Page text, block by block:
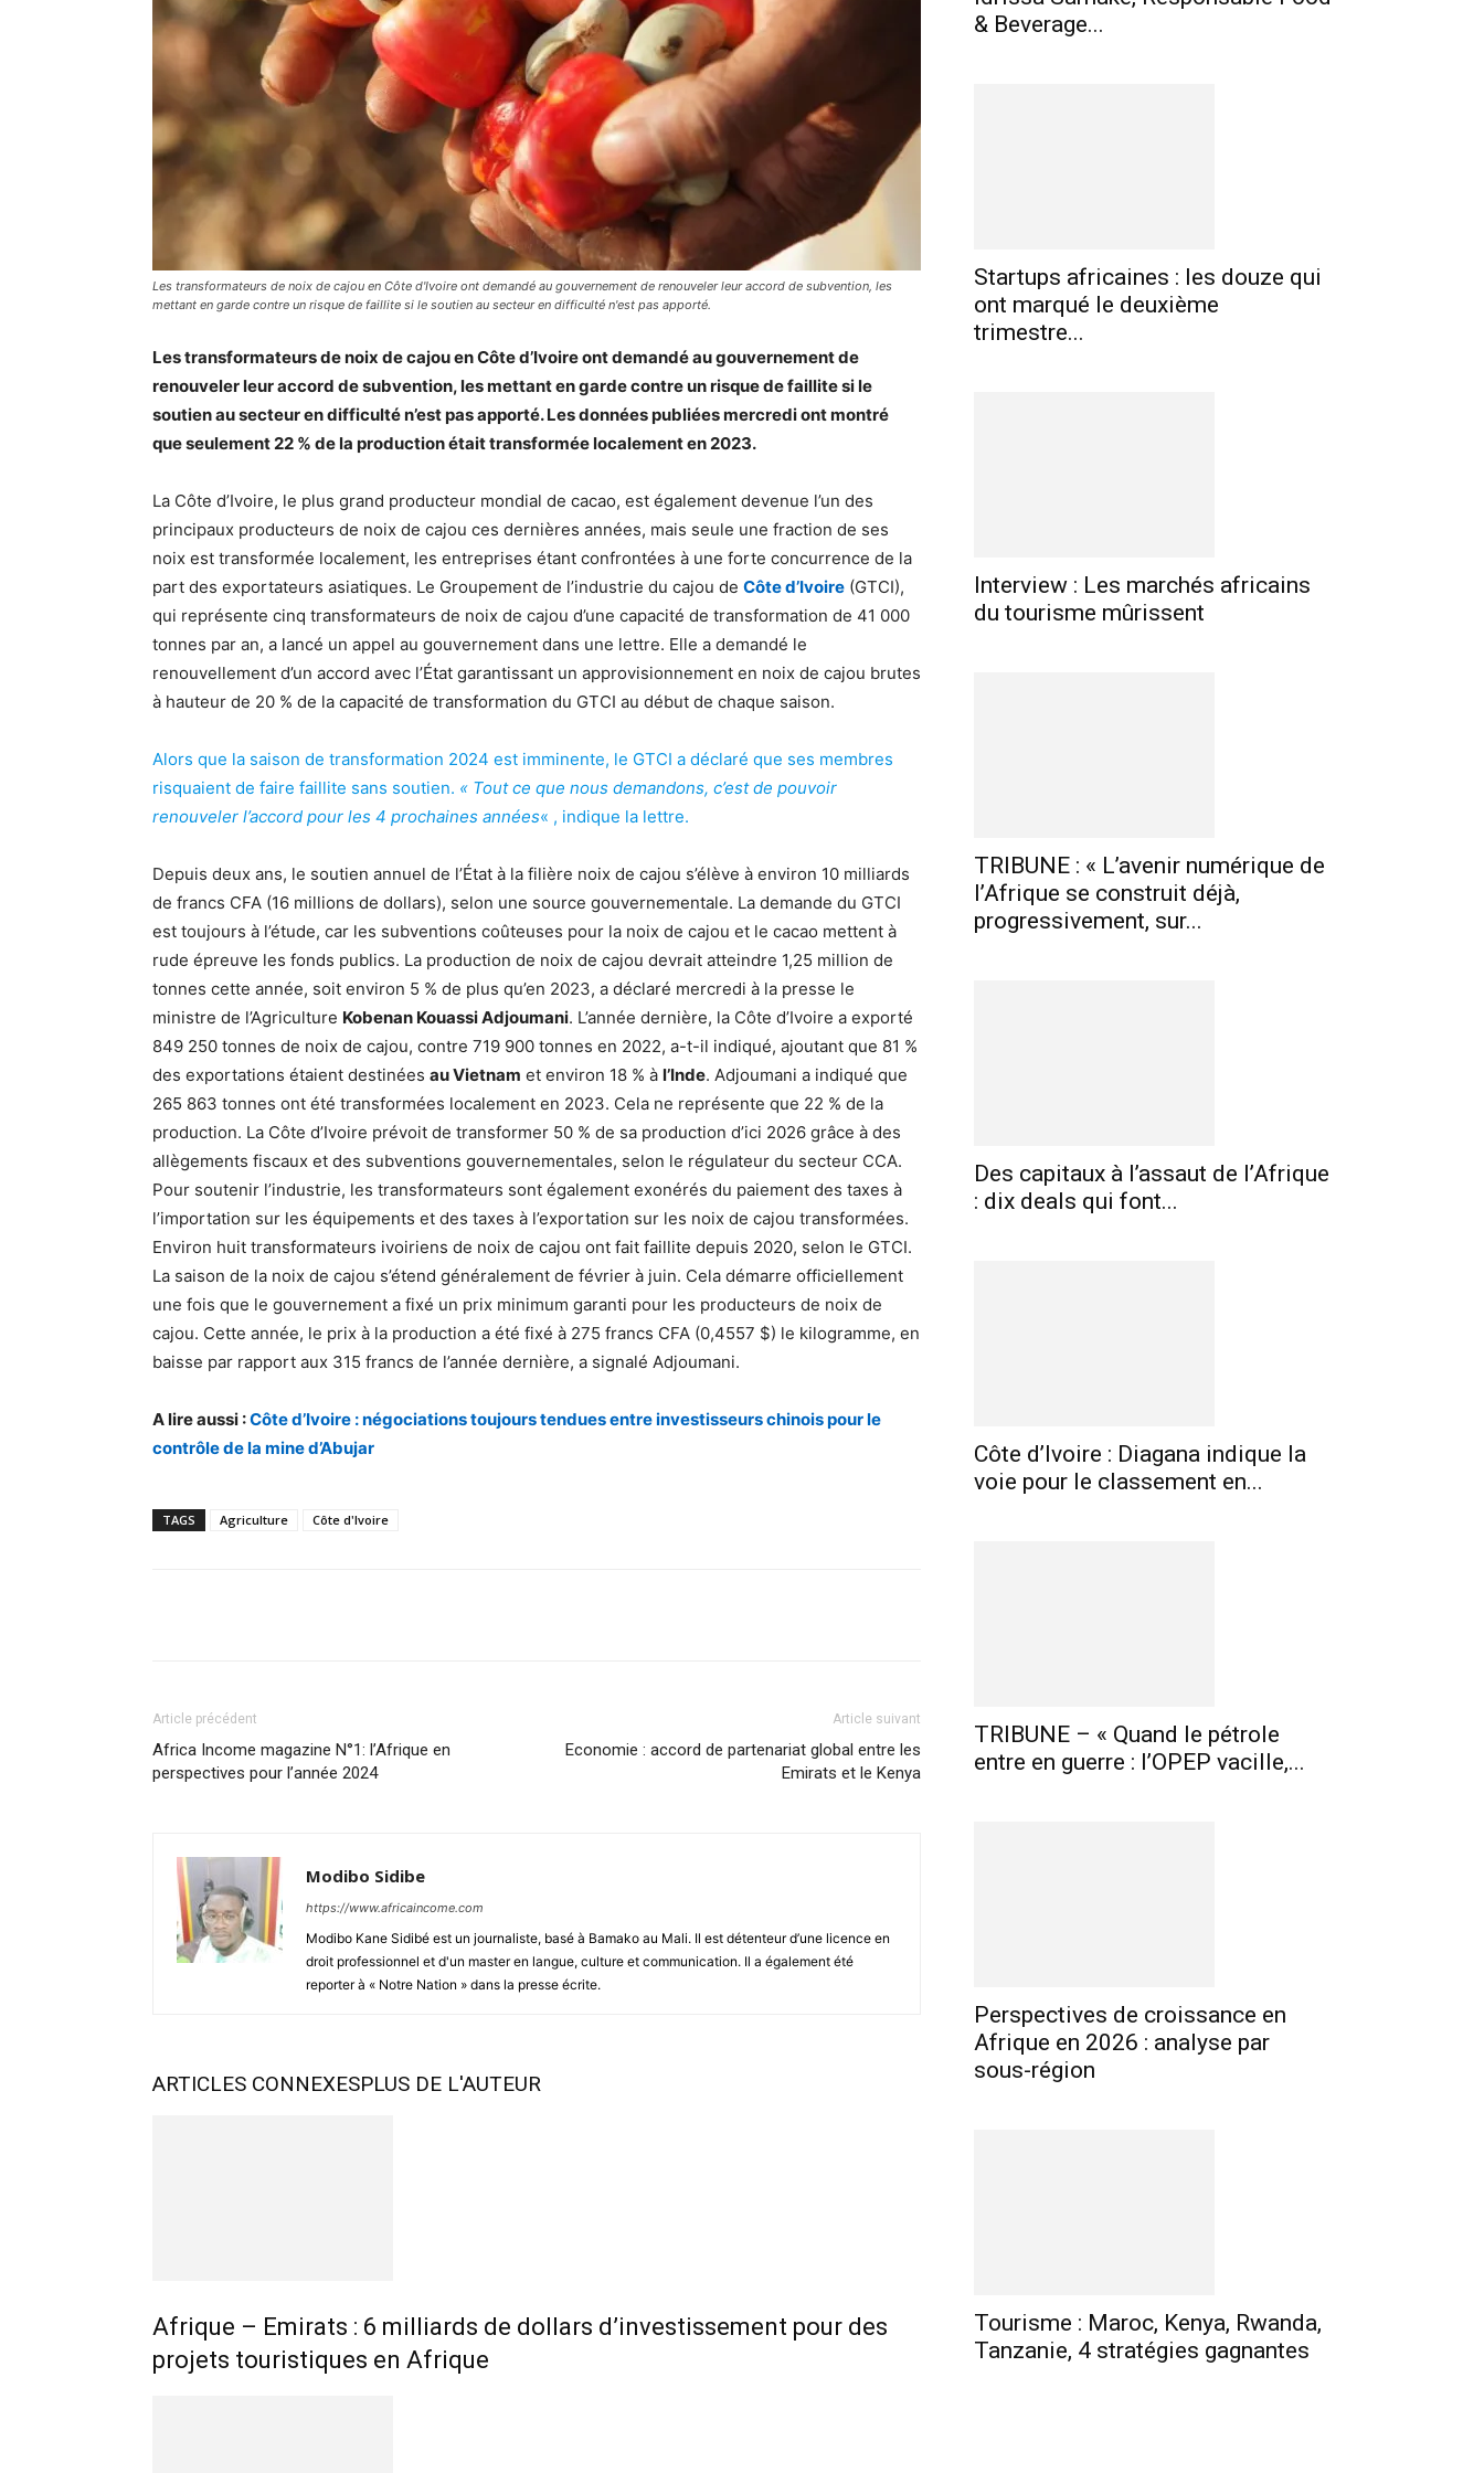
Les transformateurs de noix de cajou en Côte d'Ivoire ont demandé au gouvernement de renouveler leur accord de subvention, les
mettant en garde contre un risque de faillite si le soutien au secteur en difficulté n'est pas apporté.
Les transformateurs de noix de cajou en Côte d’Ivoire ont demandé au gouvernement de
renouveler leur accord de subvention, les mettant en garde contre un risque de faillite si le
soutien au secteur en difficulté n’est pas apporté. Les données publiées mercredi ont montré
que seulement 22 % de la production était transformée localement en 2023.
La Côte d’Ivoire, le plus grand producteur mondial de cacao, est également devenue l’un des
principaux producteurs de noix de cajou ces dernières années, mais seule une fraction de ses
noix est transformée localement, les entreprises étant confrontées à une forte concurrence de la
part des exportateurs asiatiques. Le Groupement de l’industrie du cajou de Côte d’Ivoire (GTCI),
qui représente cinq transformateurs de noix de cajou d’une capacité de transformation de 41 000
tonnes par an, a lancé un appel au gouvernement dans une lettre. Elle a demandé le
renouvellement d’un accord avec l’État garantissant un approvisionnement en noix de cajou brutes
à hauteur de 20 % de la capacité de transformation du GTCI au début de chaque saison.
Alors que la saison de transformation 2024 est imminente, le GTCI a déclaré que ses membres
risquaient de faire faillite sans soutien. « Tout ce que nous demandons, c’est de pouvoir
renouveler l’accord pour les 4 prochaines années« , indique la lettre.
Depuis deux ans, le soutien annuel de l’État à la filière noix de cajou s’élève à environ 10 milliards
de francs CFA (16 millions de dollars), selon une source gouvernementale. La demande du GTCI
est toujours à l’étude, car les subventions coûteuses pour la noix de cajou et le cacao mettent à
rude épreuve les fonds publics. La production de noix de cajou devrait atteindre 1,25 million de
tonnes cette année, soit environ 5 % de plus qu’en 2023, a déclaré mercredi à la presse le
ministre de l’Agriculture Kobenan Kouassi Adjoumani. L’année dernière, la Côte d’Ivoire a exporté
849 250 tonnes de noix de cajou, contre 719 900 tonnes en 2022, a-t-il indiqué, ajoutant que 81 %
des exportations étaient destinées au Vietnam et environ 18 % à l’Inde. Adjoumani a indiqué que
265 863 tonnes ont été transformées localement en 2023. Cela ne représente que 22 % de la
production. La Côte d’Ivoire prévoit de transformer 50 % de sa production d’ici 2026 grâce à des
allègements fiscaux et des subventions gouvernementales, selon le régulateur du secteur CCA.
Pour soutenir l’industrie, les transformateurs sont également exonérés du paiement des taxes à
l’importation sur les équipements et des taxes à l’exportation sur les noix de cajou transformées.
Environ huit transformateurs ivoiriens de noix de cajou ont fait faillite depuis 2020, selon le GTCI.
La saison de la noix de cajou s’étend généralement de février à juin. Cela démarre officiellement
une fois que le gouvernement a fixé un prix minimum garanti pour les producteurs de noix de
cajou. Cette année, le prix à la production a été fixé à 275 francs CFA (0,4557 $) le kilogramme, en
baisse par rapport aux 315 francs de l’année dernière, a signalé Adjoumani.
A lire aussi :Côte d’Ivoire : négociations toujours tendues entre investisseurs chinois pour le
contrôle de la mine d’Abujar
TAGS Agriculture Côte d'Ivoire
Article précédent
Africa Income magazine N°1: l’Afrique en
perspectives pour l’année 2024
Article suivant
Economie : accord de partenariat global entre les
Emirats et le Kenya
Modibo Sidibe
https://www.africaincome.com
Modibo Kane Sidibé est un journaliste, basé à Bamako au Mali. Il est détenteur d’une licence en
droit professionnel et d'un master en langue, culture et communication. Il a également été
reporter à « Notre Nation » dans la presse écrite.
ARTICLES CONNEXESPLUS DE L'AUTEUR
Afrique – Emirats : 6 milliards de dollars d’investissement pour des
projets touristiques en Afrique
& Beverage...
Startups africaines : les douze qui
ont marqué le deuxième
trimestre...
Interview : Les marchés africains
du tourisme mûrissent
TRIBUNE : « L’avenir numérique de
l’Afrique se construit déjà,
progressivement, sur...
Des capitaux à l’assaut de l’Afrique
: dix deals qui font...
Côte d’Ivoire : Diagana indique la
voie pour le classement en...
TRIBUNE – « Quand le pétrole
entre en guerre : l’OPEP vacille,...
Perspectives de croissance en
Afrique en 2026 : analyse par
sous-région
Tourisme : Maroc, Kenya, Rwanda,
Tanzanie, 4 stratégies gagnantes